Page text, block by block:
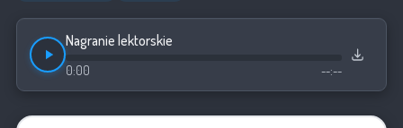
Nagranie lektorskie
0:00 --:--